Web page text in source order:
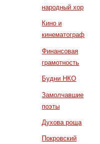
народный хор
Кино и
кинематограф
Финансовая
грамотность
Будни НКО
Замолчавшие
поэты
Духова роща
Покровский